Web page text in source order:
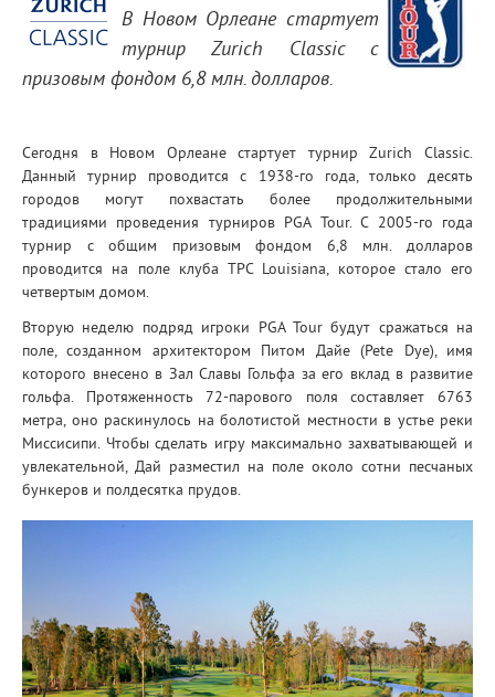
В Новом Орлеане стартует
турнир Zurich Classic с
призовым фондом 6,8 млн. долларов.
Сегодня в Новом Орлеане стартует турнир Zurich Classic.
Данный турнир проводится с 1938-го года, только десять
городов могут похвастать более продолжительными
традициями проведения турниров PGA Tour. С 2005-го года
турнир с общим призовым фондом 6,8 млн. долларов
проводится на поле клуба TPC Louisiana, которое стало его
четвертым домом.
Вторую неделю подряд игроки PGA Tour будут сражаться на
поле, созданном архитектором Питом Дайе (Pete Dye), имя
которого внесено в Зал Славы Гольфа за его вклад в развитие
гольфа. Протяженность 72-парового поля составляет 6763
метра, оно раскинулось на болотистой местности в устье реки
Миссисипи. Чтобы сделать игру максимально захватывающей и
увлекательной, Дай разместил на поле около сотни песчаных
бункеров и полдесятка прудов.